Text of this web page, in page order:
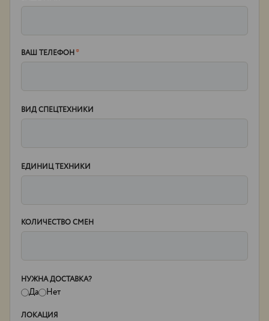
ВАШ ТЕЛЕФОН*
ВИД СПЕЦТЕХНИКИ
ЕДИНИЦ ТЕХНИКИ
КОЛИЧЕСТВО СМЕН
НУЖНА ДОСТАВКА?
Да Нет
ЛОКАЦИЯ